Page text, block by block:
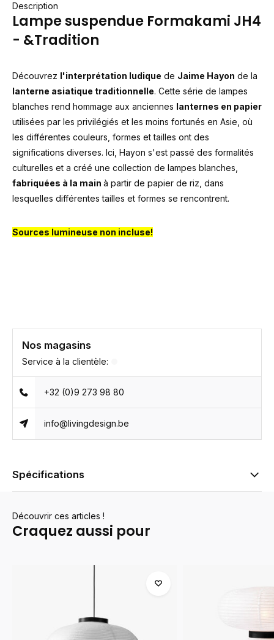
Description
Lampe suspendue Formakami JH4
- &Tradition
Découvrez l'interprétation ludique de Jaime Hayon de la
lanterne asiatique traditionnelle. Cette série de lampes
blanches rend hommage aux anciennes lanternes en papier
utilisées par les privilégiés et les moins fortunés en Asie, où
les différentes couleurs, formes et tailles ont des
significations diverses. Ici, Hayon s'est passé des formalités
culturelles et a créé une collection de lampes blanches,
fabriquées à la main à partir de papier de riz, dans
lesquelles différentes tailles et formes se rencontrent.
Sources lumineuse non incluse!
Nos magasins
Service à la clientèle:
+32 (0)9 273 98 80
info@livingdesign.be
Spécifications
Découvrir ces articles !
Craquez aussi pour